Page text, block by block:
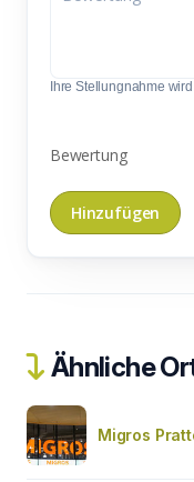
Ihre Stellungnahme
Bewertung
Ähnliche
Migros